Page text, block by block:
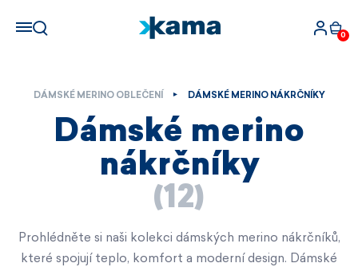
0
DÁMSKÉ MERINO OBLEČENÍ DÁMSKÉ MERINO NÁKRČNÍKY
Dámské merino
nákrčníky
(12)
Prohlédněte si naši kolekci dámských merino nákrčníků,
které spojují teplo, komfort a moderní design. Dámské